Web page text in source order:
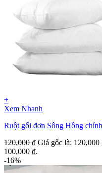
+
Xem Nhanh
Ruột gối đơn Sông Hồng
120,000₫ Giá gốc là: 120,000
100,000 ₫.
-16%